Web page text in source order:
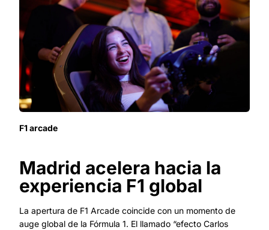
F1 arcade
Madrid acelera hacia la
experiencia F1 global
La apertura de F1 Arcade coincide con un momento de
auge global de la Fórmula 1. El llamado “efecto Carlos